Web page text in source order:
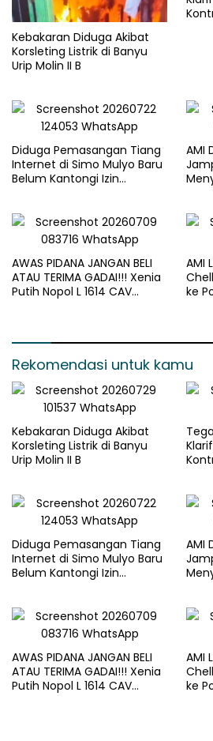
Kebakaran Diduga Akibat
Korsleting Listrik di Banyu
Urip Molin II B
Diduga Pemasangan Tiang
Internet di Simo Mulyo Baru
Belum Kantongi Izin
AMI
AWAS PIDANA JANGAN BELI
ATAU TERIMA GADAI!!! Xenia
Putih Nopol L 1614 CAV
AMI
ke
Rekomendasi untuk kamu
Kebakaran Diduga Akibat
Korsleting Listrik di Banyu
Urip Molin II B
Diduga Pemasangan Tiang
Internet di Simo Mulyo Baru
Belum Kantongi Izin
AMI
AWAS PIDANA JANGAN BELI
ATAU TERIMA GADAI!!! Xenia
Putih Nopol L 1614 CAV
AMI
ke